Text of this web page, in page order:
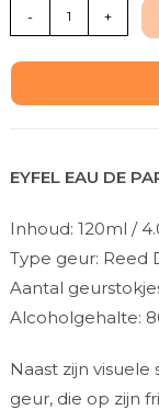
- +
EYFEL EAU DE
Inhoud: 120ml /
Type geur: Reed
Aantal
Alcoholgehalte:
Naast zijn
geur, die op zijn